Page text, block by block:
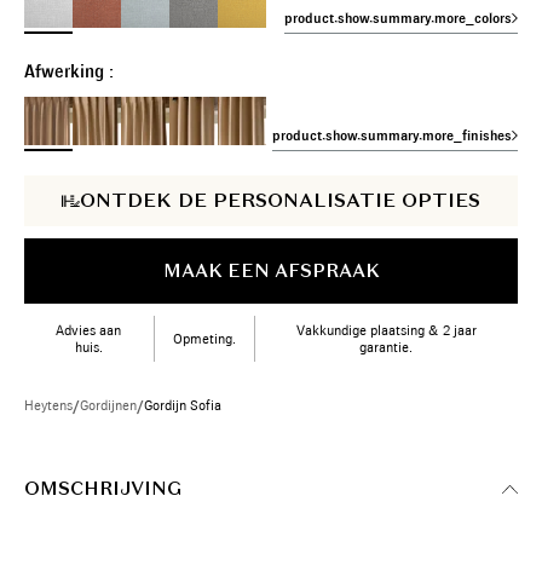
product.show.summary.more_colors
Afwerking :
product.show.summary.more_finishes
ONTDEK DE PERSONALISATIE OPTIES
MAAK EEN AFSPRAAK
Advies aan
huis.
Opmeting.
Vakkundige plaatsing & 2 jaar
garantie.
Heytens/Gordijnen/Gordijn Sofia
OMSCHRIJVING